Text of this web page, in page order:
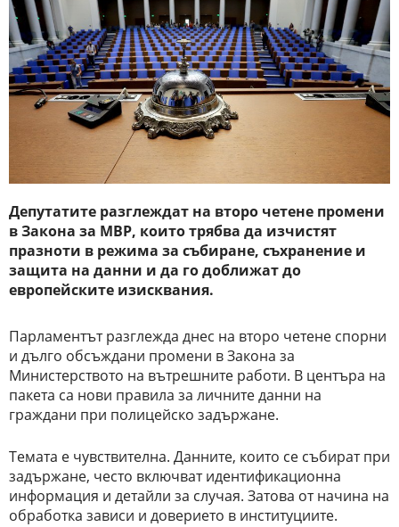
Депутатите разглеждат на второ четене промени
в Закона за МВР, които трябва да изчистят
празноти в режима за събиране, съхранение и
защита на данни и да го доближат до
европейските изисквания.
Парламентът разглежда днес на второ четене спорни
и дълго обсъждани промени в Закона за
Министерството на вътрешните работи. В центъра на
пакета са нови правила за личните данни на
граждани при полицейско задържане.
Темата е чувствителна. Данните, които се събират при
задържане, често включват идентификационна
информация и детайли за случая. Затова от начина на
обработка зависи и доверието в институциите.